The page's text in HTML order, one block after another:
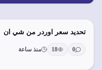
تحديد سعر اوردر من شي ان
0
18 منذ ساعة